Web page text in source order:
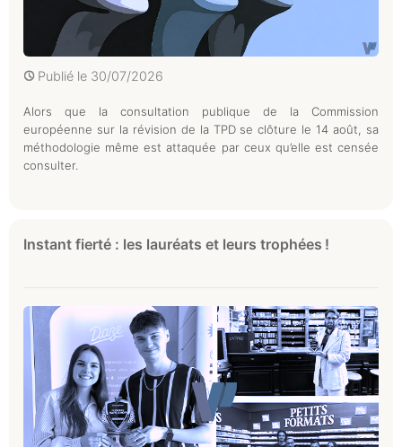
Publié le 30/07/2026
Alors que la consultation publique de la Commission
européenne sur la révision de la TPD se clôture le 14 août, sa
méthodologie même est attaquée par ceux qu’elle est censée
consulter.
Instant fierté : les lauréats et leurs trophées !